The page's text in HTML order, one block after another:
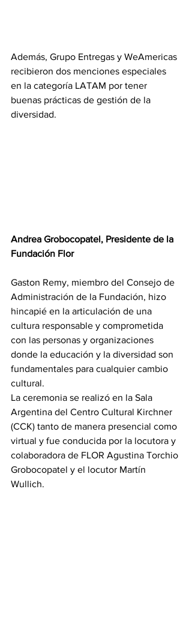
Además, Grupo Entregas y WeAmericas
recibieron dos menciones especiales
en la categoría LATAM por tener
buenas prácticas de gestión de la
diversidad.
Andrea Grobocopatel, Presidente de la
Fundación Flor
Gaston Remy, miembro del Consejo de
Administración de la Fundación, hizo
hincapié en la articulación de una
cultura responsable y comprometida
con las personas y organizaciones
donde la educación y la diversidad son
fundamentales para cualquier cambio
cultural.
La ceremonia se realizó en la Sala
Argentina del Centro Cultural Kirchner
(CCK) tanto de manera presencial como
virtual y fue conducida por la locutora y
colaboradora de FLOR Agustina Torchio
Grobocopatel y el locutor Martín
Wullich.